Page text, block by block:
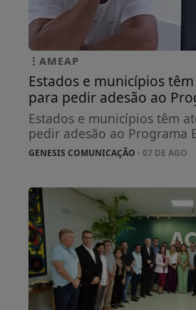
AMEAP
Estados e municípios
para pedir adesão ao
Estados e municípios têm
pedir adesão ao Programa
GENESIS COMUNICAÇÃO - 07 DE AGO